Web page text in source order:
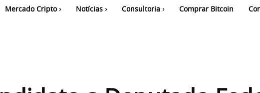
Mercado Cripto Notícias Consultoria Comprar Bitcoin